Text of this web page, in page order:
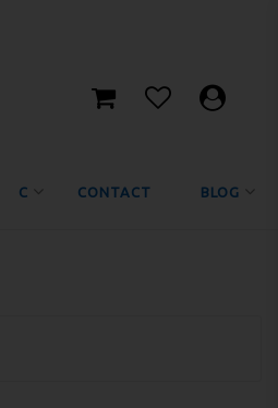
C CONTACT BLOG